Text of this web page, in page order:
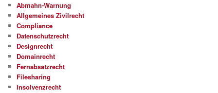
Abmahn-Warnung
Allgemeines Zivilrecht
Compliance
Datenschutzrecht
Designrecht
Domainrecht
Fernabsatzrecht
Filesharing
Insolvenzrecht